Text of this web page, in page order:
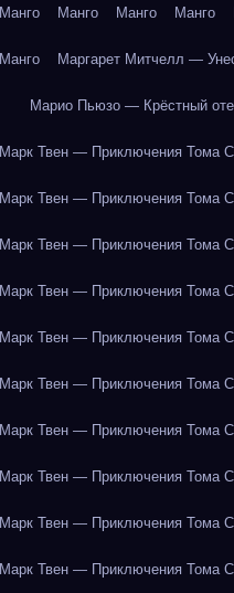
Манго Манго Манго Манго
Манго Маргарет Митчелл —
Марио Пьюзо — Крёстный
Марк Твен — Приключения Тома
Марк Твен — Приключения Тома
Марк Твен — Приключения Тома
Марк Твен — Приключения Тома
Марк Твен — Приключения Тома
Марк Твен — Приключения Тома
Марк Твен — Приключения Тома
Марк Твен — Приключения Тома
Марк Твен — Приключения Тома
Марк Твен — Приключения Тома